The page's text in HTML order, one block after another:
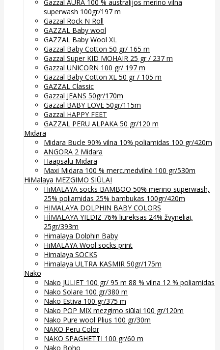
Gazzal AURA 100 % australijos merino vilna
superwash 100gr/197 m
Gazzal Rock N Roll
GAZZAL Baby wool
GAZZAL Baby Wool XL
Gazzal Baby Cotton 50 gr/ 165 m
Gazzal Super KID MOHAIR 25 gr / 237 m
Gazzal UNICORN 100 gr/ 197 m
Gazzal Baby Cotton XL 50 gr / 105 m
GAZZAL Classic
Gazzal JEANS 50gr/170m
Gazzal BABY LOVE 50gr/115m
Gazzal HAPPY FEET
GAZZAL PERU ALPAKA 50 gr/120 m
Midara
Midara Bucle 90% vilna 10% poliamidas 100 gr/420m
ANGORA 2 Midara
Haapsalu Midara
Maxi Midara 100 % merc.medvilnė 100 gr/530m
HiMalaya MEZGIMO SIŪLAI
HiMALAYA socks BAMBOO 50% merino superwash,
25% poliamidas 25% bambukas 100gr/420m
HIMALAYA DOLPHIN BABY COLORS
HİMALAYA YILDIZ 76% liureksas 24% žvyneliai,
25gr/393m
Himalaya Dolphin Baby
HiMALAYA Wool socks print
Himalaya SOCKS
Himalaya ULTRA KASMIR 50gr/175m
Nako
Nako JULIET 100 gr/ 95 m 88 % vilna 12 % poliamidas
Nako Solare 100 gr/380 m
Nako Estiva 100 gr/375 m
Nako POP MIX mezgimo siūlai 100 gr/120m
Nako Pure wool Plius 100 gr/30m
NAKO Peru Color
NAKO SPAGHETTI 100 gr/60 m
Nako Boho